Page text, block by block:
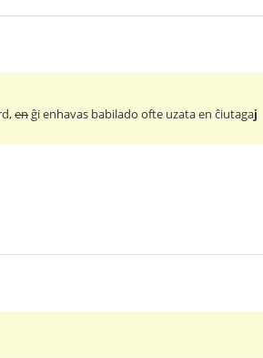
enĝi enhavas babilado ofte uzata en ĉiutagaj